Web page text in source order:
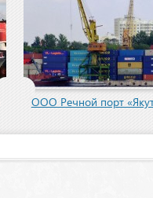
ООО Речной порт